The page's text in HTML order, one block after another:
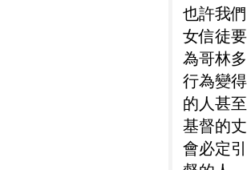
也許我
女信徒
為哥林
行為變
的人甚
基督的
會必定